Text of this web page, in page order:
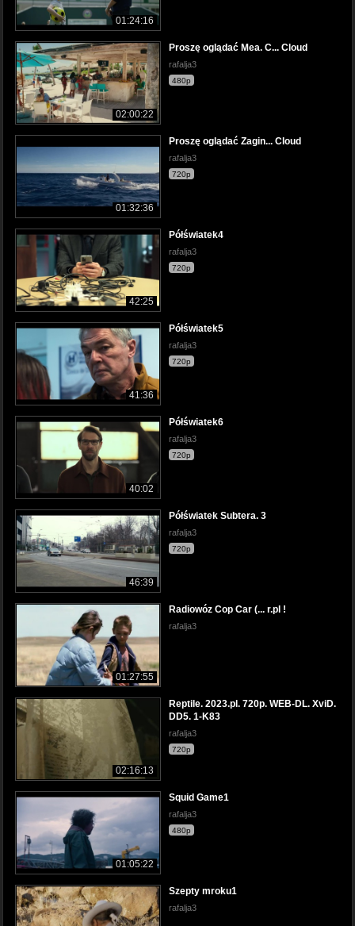
01:24:16
02:00:22
Proszę oglądać Mea. C... Cloud
rafalja3
480p
01:32:36
Proszę oglądać Zagin... Cloud
rafalja3
720p
42:25
Półświatek4
rafalja3
720p
41:36
Półświatek5
rafalja3
720p
40:02
Półświatek6
rafalja3
720p
46:39
Półświatek Subtera. 3
rafalja3
720p
01:27:55
Radiowóz Cop Car (... r.pl !
rafalja3
02:16:13
Reptile. 2023.pl. 720p. WEB-DL. XviD.
DD5. 1-K83
rafalja3
720p
01:05:22
Squid Game1
rafalja3
480p
Szepty mroku1
rafalja3